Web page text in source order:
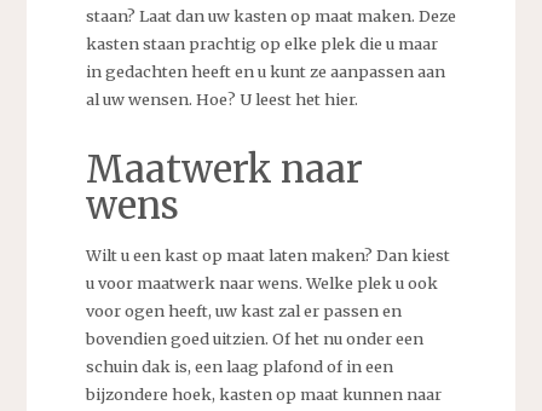
staan? Laat dan uw kasten op maat maken. Deze
kasten staan prachtig op elke plek die u maar
in gedachten heeft en u kunt ze aanpassen aan
al uw wensen. Hoe? U leest het hier.
Maatwerk naar
wens
Wilt u een kast op maat laten maken? Dan kiest
u voor maatwerk naar wens. Welke plek u ook
voor ogen heeft, uw kast zal er passen en
bovendien goed uitzien. Of het nu onder een
schuin dak is, een laag plafond of in een
bijzondere hoek, kasten op maat kunnen naar